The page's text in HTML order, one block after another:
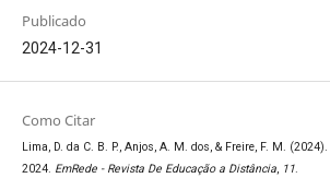
Publicado
2024-12-31
Como Citar
Lima, D. da C. B. P., Anjos, A. M. dos, & Freire, F. M.
2024. EmRede - Revista De Educação a Distância, 11.